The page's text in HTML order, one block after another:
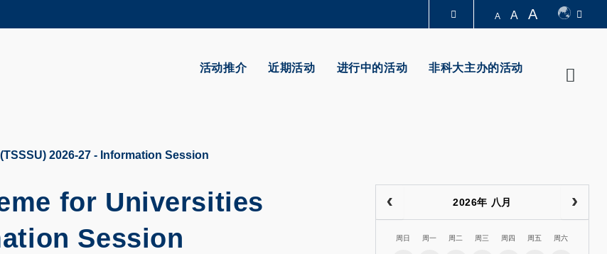
更多科大概览
生活@科大 图书馆
A A A
活动推介 近期活动 进行中的活动 非科大主办的活动
2026-27 - Information Session
for Universities
Session
2026年 八月
周日 周一 周二 周三 周四 周五 周六